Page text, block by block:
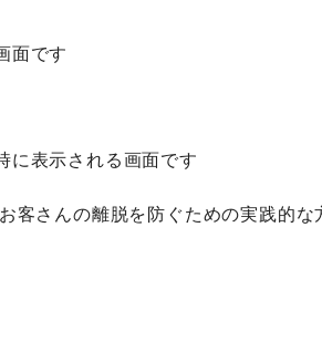
面です
に表示される画面です
客さんの離脱を防ぐための実践的な